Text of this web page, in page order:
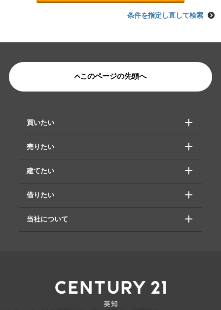
条件を指定し直して検索
このページの先頭へ
買いたい
売りたい
建てたい
借りたい
当社について